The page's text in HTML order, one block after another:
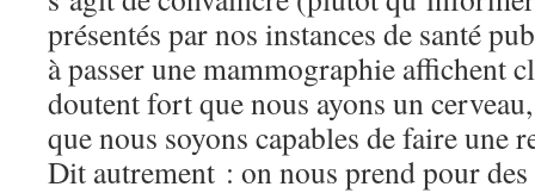
présentés par nos instances de santé
à passer une mammographie affichent
doutent fort que nous ayons un
que nous soyons capables de faire une
Dit autrement : on nous prend pour